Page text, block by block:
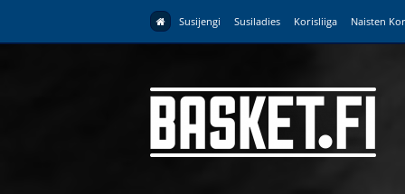
Susijengi Susiladies Korisliiga Naisten